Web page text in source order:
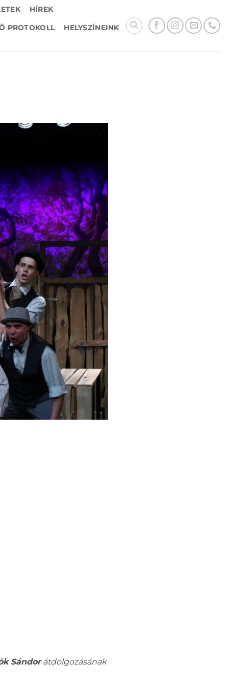
HÍREK
PROTOKOLL
HELYSZÍNEINK
Sándorátdolgozásának